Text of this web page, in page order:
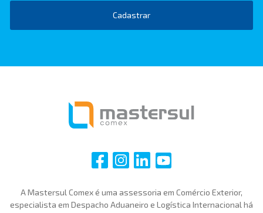
Cadastrar
i i i i
A Mastersul Comex é uma assessoria em Comércio Exterior,
especialista em Despacho Aduaneiro e Logística Internacional há